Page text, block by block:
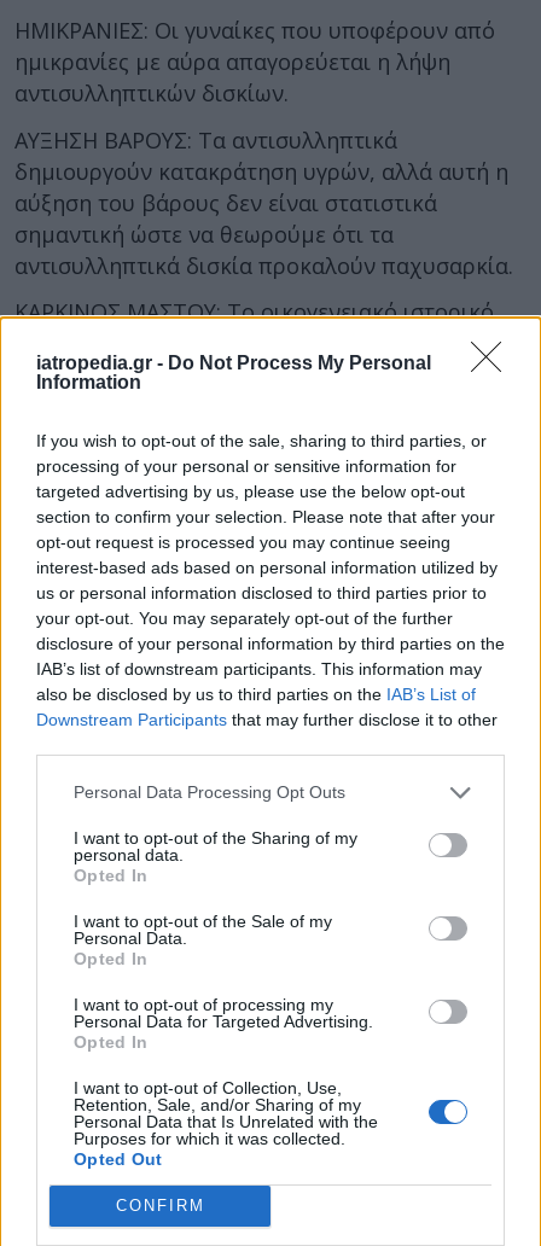
iatropedia.gr - Do Not Process My Personal
Information
If you wish to opt-out of the sale, sharing to third parties, or
processing of your personal or sensitive information for
targeted advertising by us, please use the below opt-out
section to confirm your selection. Please note that after your
opt-out request is processed you may continue seeing
interest-based ads based on personal information utilized by
us or personal information disclosed to third parties prior to
your opt-out. You may separately opt-out of the further
disclosure of your personal information by third parties on the
IAB’s list of downstream participants. This information may
also be disclosed by us to third parties on the IAB’s List of
Downstream Participants that may further disclose it to other
Personal Data Processing Opt Outs
I want to opt-out of the Sharing of my
personal data.
Opted In
I want to opt-out of the Sale of my
Personal Data.
Opted In
I want to opt-out of processing my
Personal Data for Targeted Advertising.
Opted In
I want to opt-out of Collection, Use,
Retention, Sale, and/or Sharing of my
Personal Data that Is Unrelated with the
Purposes for which it was collected.
Opted Out
CONFIRM
ΗΜΙΚΡΑΝΙΕΣ: Οι γυναίκες που υποφέρουν από
ημικρανίες με αύρα απαγορεύεται η λήψη
αντισυλληπτικών δισκίων.
ΑΥΞΗΣΗ ΒΑΡΟΥΣ: Τα αντισυλληπτικά
δημιουργούν κατακράτηση υγρών, αλλά αυτή η
αύξηση του βάρους δεν είναι στατιστικά
σημαντική ώστε να θεωρούμε ότι τα
αντισυλληπτικά δισκία προκαλούν παχυσαρκία.
ΚΑΡΚΙΝΟΣ ΜΑΣΤΟΥ: Το οικογενειακό ιστορικό
καρκίνου του μαστού δεν αποτελεί αντένδειξη
λήψης αντισυλληπτικών δισκίων. Οι καλοήθεις
από τη λήψη τους.
ΚΑΡΚΙΝΟΣ ΩΟΘΗΚΩΝ: Τα αντισυλληπτικά δισκία
παρουσιάζουν προστατευτική δράση στον
καρκίνο των ωοθηκών, ενώ έχει σημασία σε ποια
ηλικία θα ξεκινήσει η γυναίκα να τα λαμβάνει
και για πόσο διάστημα. Όσο μεγαλύτερη η
διάρκεια λήψης των αντισυλληπτικών, τόσο
μεγαλύτερη και η προστασία που παρέχουν!
ΚΑΡΚΙΝΟΣ ΕΝΔΟΜΗΤΡΙΟΥ: Σύμφωνα με έρευνες,
η προστασία από τον καρκίνο του ενδομητρίου
είναι έως και 80% ισχυρότερη σε γυναίκες που
εκείνες που δεν λαμβάνουν αντισύλληψη.
ΦΛΕΒΙΚΗ ΘΡΟΜΒΟΕΜΒΟΛΙΚΗ ΝΟΣΟΣ: Ο
κίνδυνος για φλεβικά θρομβοεμβολικά
επεισόδια από τη χρήση των αντισυλληπτικών
οιστρογόνου. Ο κίνδυνος αυτός είναι υπαρκτός
ειδικά τους τρεις πρώτους μήνες και γι’ αυτό
χρειάζεται αιματολογικός και κλινικός
έλεγχος,έτσι ώστε να μην λάβουν αντισύλληψη
με δισκία όσες γυναίκες έχουν αυξημένο
κίνδυνο – ειδικά για εν τω βάθει
φλεβοθρόμβωση.